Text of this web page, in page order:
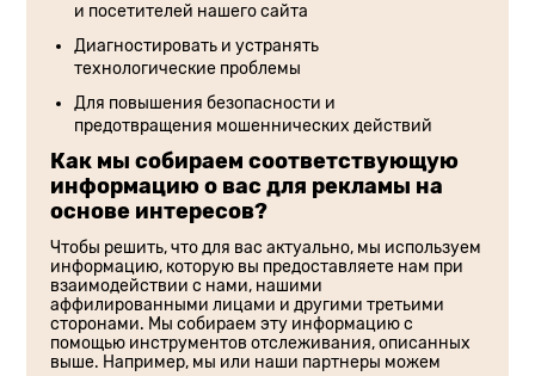
и посетителей нашего сайта
Диагностировать и устранять
технологические проблемы
Для повышения безопасности и
предотвращения мошеннических действий
Как мы собираем соответствующую
информацию о вас для рекламы на
основе интересов?
Чтобы решить, что для вас актуально, мы используем
информацию, которую вы предоставляете нам при
взаимодействии с нами, нашими
аффилированными лицами и другими третьими
сторонами. Мы собираем эту информацию с
помощью инструментов отслеживания, описанных
выше. Например, мы или наши партнеры можем